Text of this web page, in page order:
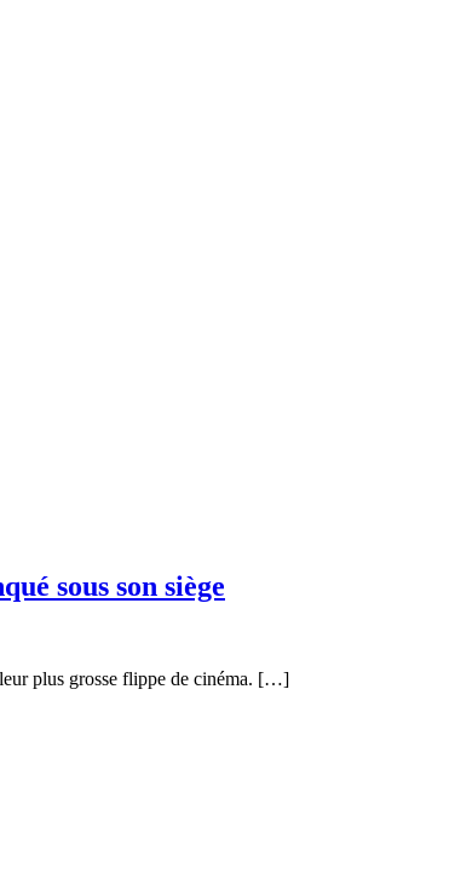
sous son siège
leur plus grosse flippe de cinéma. […]